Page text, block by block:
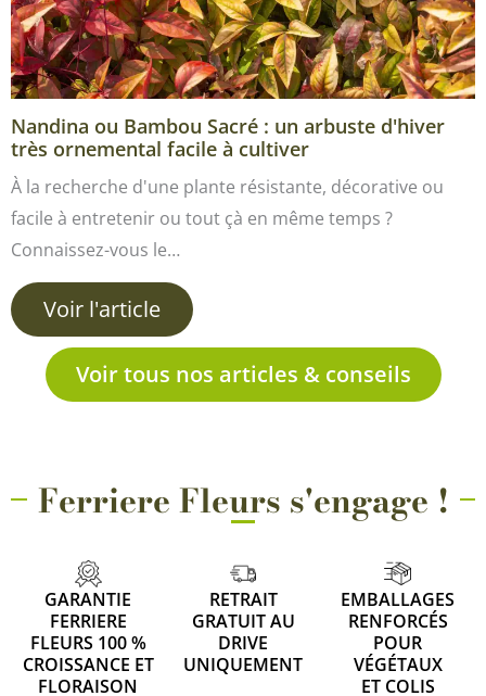
Nandina ou Bambou Sacré : un arbuste d'hiver
très ornemental facile à cultiver
À la recherche d'une plante résistante, décorative ou
facile à entretenir ou tout çà en même temps ?
Connaissez-vous le…
Voir l'article
Voir tous nos articles & conseils
Ferriere Fleurs s'engage !
GARANTIE
FERRIERE
FLEURS 100 %
CROISSANCE ET
FLORAISON
RETRAIT
GRATUIT AU
DRIVE
UNIQUEMENT
EMBALLAGES
RENFORCÉS
POUR
VÉGÉTAUX
ET COLIS